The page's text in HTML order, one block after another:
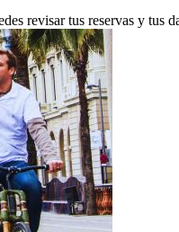
revisar tus reservas y